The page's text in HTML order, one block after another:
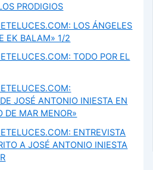
PRODIGIOS
LOS ÁNGELES
EK BALAM» 1/2
TODO POR EL
JOSÉ ANTONIO INIESTA EN
DE MAR MENOR»
ENTREVISTA
A JOSÉ ANTONIO INIESTA